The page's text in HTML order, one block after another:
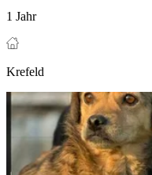
1 Jahr
Krefeld